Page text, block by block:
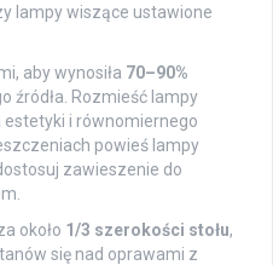
lampy wiszące ustawione
aby wynosiła 70–90%
źródła. Rozmieść lampy
i równomiernego
powieś lampy
zawieszenie do
około 1/3 szerokości stołu,
się nad oprawami z